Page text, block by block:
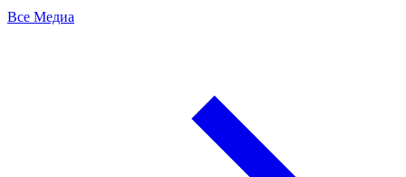
Все Медиа